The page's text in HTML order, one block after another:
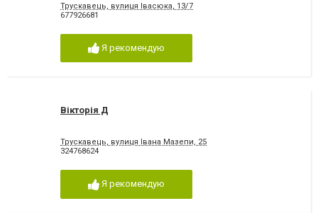
Трускавець, вулиця Івасюка, 13/7
677926681
Я рекомендую
Вікторія Д
Трускавець, вулиця Івана Мазепи, 25
324768624
Я рекомендую